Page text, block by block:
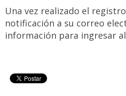
Una vez realizado el
notificación a su correo
información para ingresar